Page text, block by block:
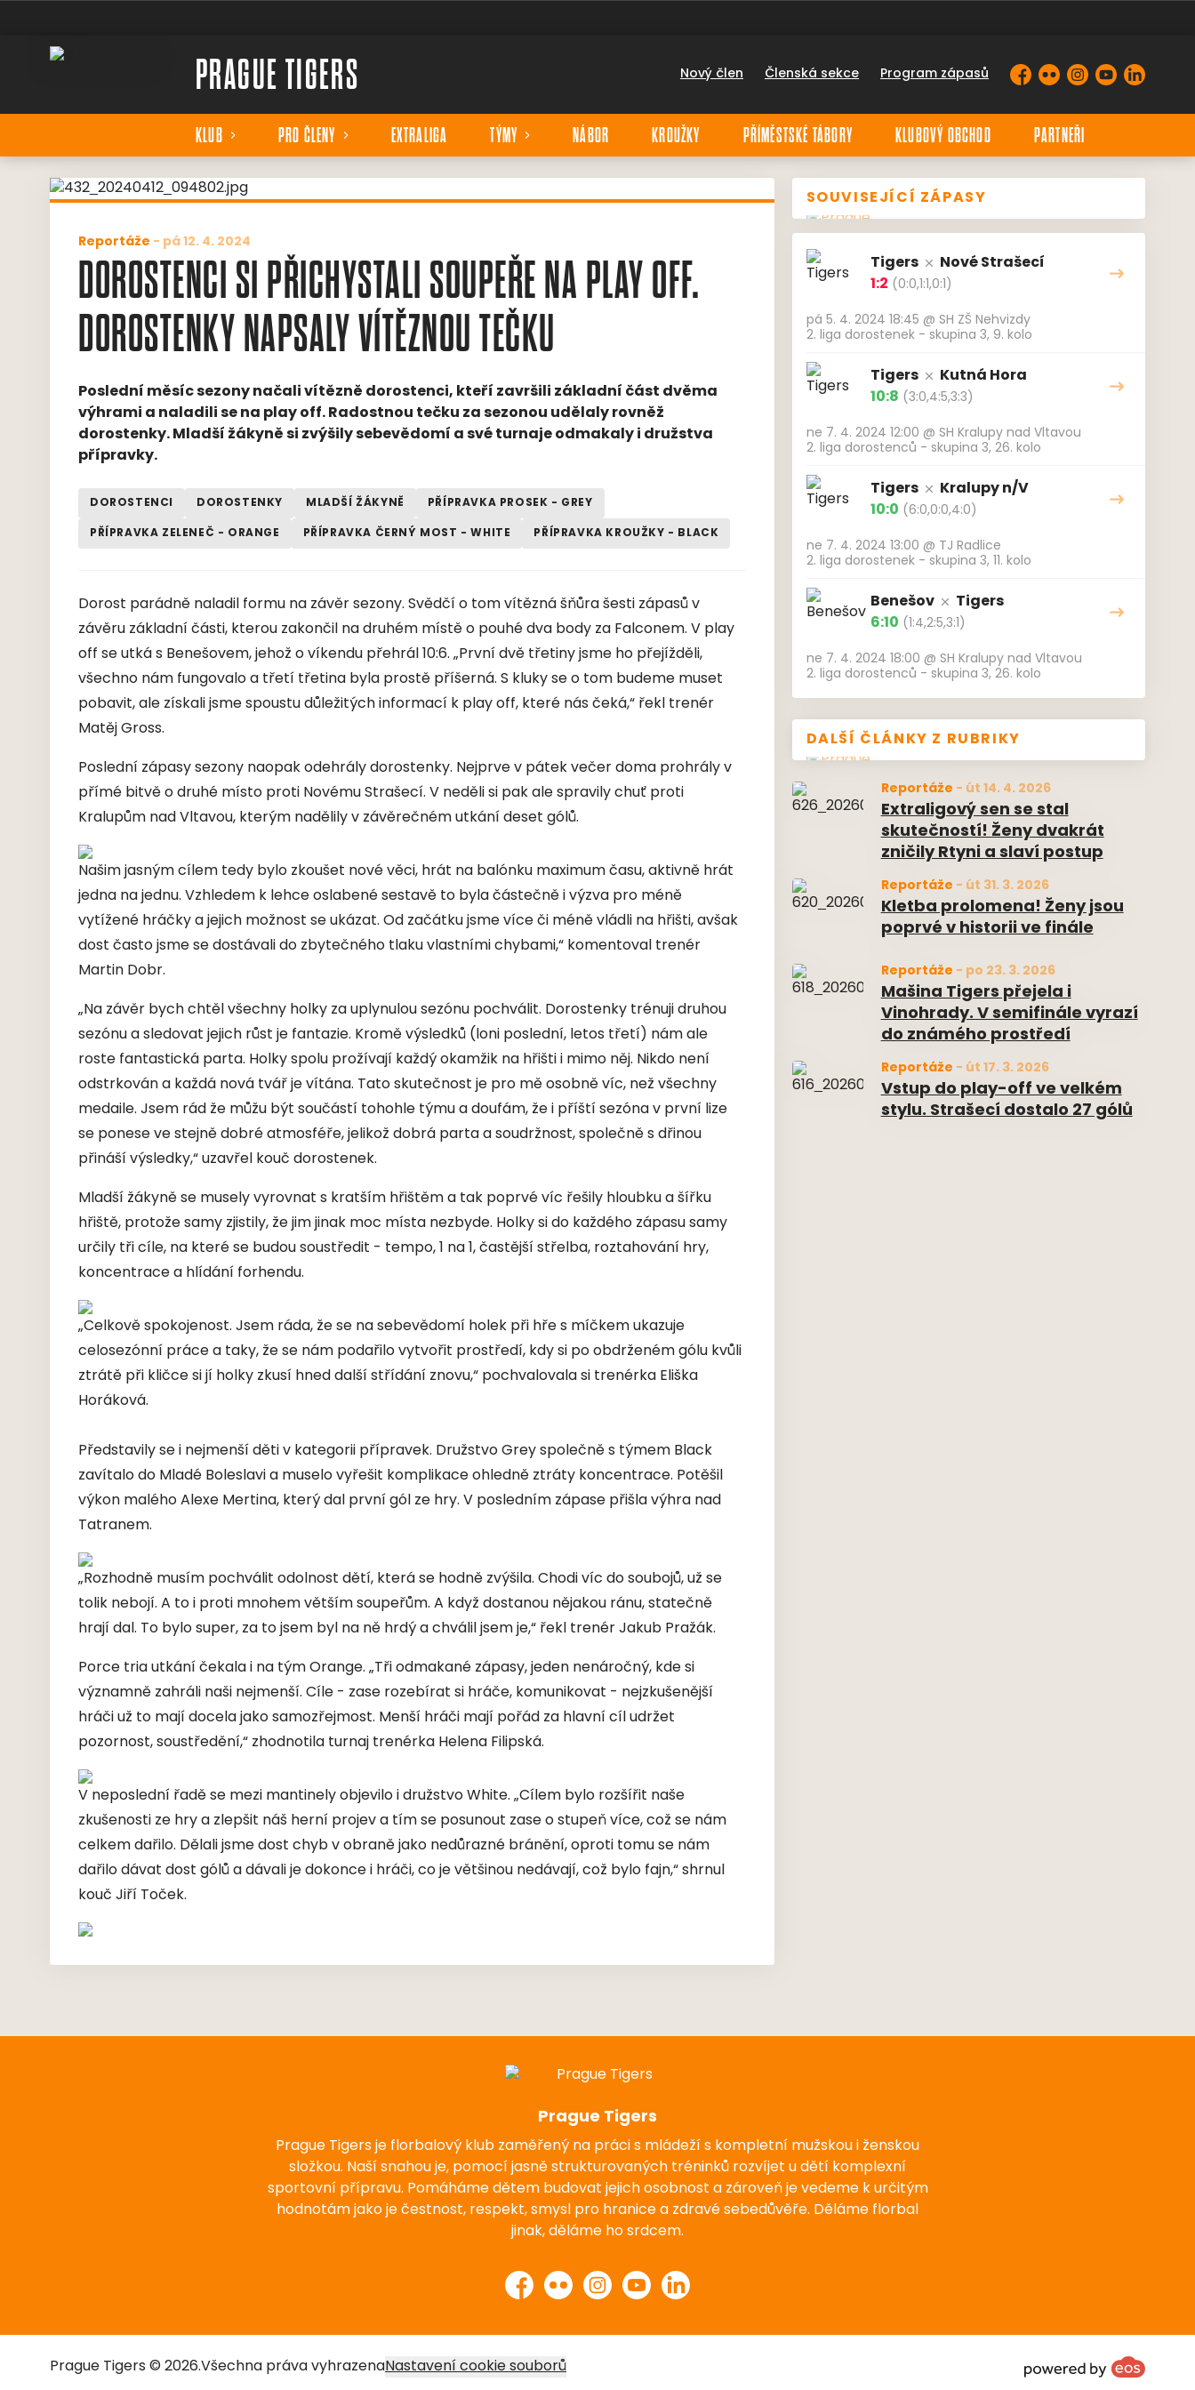
PRAGUE TIGERS Nový člen Členská sekce Program zápasů Facebook
FlickrInstagram
YouTubeLinkedIn
KLUB PRO ČLENY EXTRALIGA TÝMY NÁBOR KROUŽKY PŘÍMĚSTSKÉ TÁBORY KLUBOVÝ OBCHOD PARTNEŘI
SOUVISEJÍCÍ ZÁPASY
Tigers
Nové Strašecí
1:2 (0:0,1:1,0:1)
pá 5. 4. 2024 18:45 @ SH ZŠ Nehvizdy
2. liga dorostenek - skupina 3, 9. kolo
Tigers
Kutná Hora
10:8 (3:0,4:5,3:3)
ne 7. 4. 2024 12:00 @ SH Kralupy nad Vltavou
2. liga dorostenců - skupina 3, 26. kolo
Tigers
Kralupy n/V
10:0 (6:0,0:0,4:0)
ne 7. 4. 2024 13:00 @ TJ Radlice
2. liga dorostenek - skupina 3, 11. kolo
Benešov
Tigers
6:10 (1:4,2:5,3:1)
ne 7. 4. 2024 18:00 @ SH Kralupy nad Vltavou
2. liga dorostenců - skupina 3, 26. kolo
DALŠÍ ČLÁNKY Z RUBRIKY
Reportáže - út 14. 4. 2026
Extraligový sen se stal
skutečností! Ženy dvakrát
zničily Rtyni a slaví postup
Reportáže - út 31. 3. 2026
Kletba prolomena! Ženy jsou
poprvé v historii ve finále
Reportáže - po 23. 3. 2026
Mašina Tigers přejela i
Vinohrady. V semifinále vyrazí
do známého prostředí
Reportáže - út 17. 3. 2026
Vstup do play-off ve velkém
stylu. Strašecí dostalo 27 gólů
Reportáže - pá 12. 4. 2024
DOROSTENCI SI PŘICHYSTALI SOUPEŘE NA PLAY OFF.
DOROSTENKY NAPSALY VÍTĚZNOU TEČKU
Poslední měsíc sezony načali vítězně dorostenci, kteří završili základní část dvěma
výhrami a naladili se na play off. Radostnou tečku za sezonou udělaly rovněž
dorostenky. Mladší žákyně si zvýšily sebevědomí a své turnaje odmakaly i družstva
přípravky.
DOROSTENCI DOROSTENKY MLADŠÍ ŽÁKYNĚ
PŘÍPRAVKA PROSEK - GREY
PŘÍPRAVKA ZELENEČ - ORANGE
PŘÍPRAVKA ČERNÝ MOST - WHITE PŘÍPRAVKA KROUŽKY - BLACK
Dorost parádně naladil formu na závěr sezony. Svědčí o tom vítězná šňůra šesti zápasů v
závěru základní části, kterou zakončil na druhém místě o pouhé dva body za Falconem. V play
off se utká s Benešovem, jehož o víkendu přehrál 10:6. „První dvě třetiny jsme ho přejížděli,
všechno nám fungovalo a třetí třetina byla prostě příšerná. S kluky se o tom budeme muset
pobavit, ale získali jsme spoustu důležitých informací k play off, které nás čeká,“ řekl trenér
Matěj Gross.
Poslední zápasy sezony naopak odehrály dorostenky. Nejprve v pátek večer doma prohrály v
přímé bitvě o druhé místo proti Novému Strašecí. V neděli si pak ale spravily chuť proti
Kralupům nad Vltavou, kterým nadělily v závěrečném utkání deset gólů.
Našim jasným cílem tedy bylo zkoušet nové věci, hrát na balónku maximum času, aktivně hrát
jedna na jednu. Vzhledem k lehce oslabené sestavě to byla částečně i výzva pro méně
vytížené hráčky a jejich možnost se ukázat. Od začátku jsme více či méně vládli na hřišti, avšak
dost často jsme se dostávali do zbytečného tlaku vlastními chybami,“ komentoval trenér
Martin Dobr.
„Na závěr bych chtěl všechny holky za uplynulou sezónu pochválit. Dorostenky trénuji druhou
sezónu a sledovat jejich růst je fantazie. Kromě výsledků (loni poslední, letos třetí) nám ale
roste fantastická parta. Holky spolu prožívají každý okamžik na hřišti i mimo něj. Nikdo není
odstrkován a každá nová tvář je vítána. Tato skutečnost je pro mě osobně víc, než všechny
medaile. Jsem rád že můžu být součástí tohohle týmu a doufám, že i příští sezóna v první lize
se ponese ve stejně dobré atmosféře, jelikož dobrá parta a soudržnost, společně s dřinou
přináší výsledky,“ uzavřel kouč dorostenek.
Mladší žákyně se musely vyrovnat s kratším hřištěm a tak poprvé víc řešily hloubku a šířku
hřiště, protože samy zjistily, že jim jinak moc místa nezbyde. Holky si do každého zápasu samy
určily tři cíle, na které se budou soustředit - tempo, 1 na 1, častější střelba, roztahování hry,
koncentrace a hlídání forhendu.
„Celkově spokojenost. Jsem ráda, že se na sebevědomí holek při hře s míčkem ukazuje
celosezónní práce a taky, že se nám podařilo vytvořit prostředí, kdy si po obdrženém gólu kvůli
ztrátě při kličce si jí holky zkusí hned další střídání znovu,“ pochvalovala si trenérka Eliška
Horáková.
Představily se i nejmenší děti v kategorii přípravek. Družstvo Grey společně s týmem Black
zavítalo do Mladé Boleslavi a muselo vyřešit komplikace ohledně ztráty koncentrace. Potěšil
výkon malého Alexe Mertina, který dal první gól ze hry. V posledním zápase přišla výhra nad
Tatranem.
„Rozhodně musím pochválit odolnost dětí, která se hodně zvýšila. Chodi víc do soubojů, už se
tolik nebojí. A to i proti mnohem větším soupeřům. A když dostanou nějakou ránu, statečně
hrají dal. To bylo super, za to jsem byl na ně hrdý a chválil jsem je,“ řekl trenér Jakub Pražák.
Porce tria utkání čekala i na tým Orange. „Tři odmakané zápasy, jeden nenáročný, kde si
významně zahráli naši nejmenší. Cíle - zase rozebírat si hráče, komunikovat - nejzkušenější
hráči už to mají docela jako samozřejmost. Menší hráči mají pořád za hlavní cíl udržet
pozornost, soustředění,“ zhodnotila turnaj trenérka Helena Filipská.
V neposlední řadě se mezi mantinely objevilo i družstvo White. „Cílem bylo rozšířit naše
zkušenosti ze hry a zlepšit náš herní projev a tím se posunout zase o stupeň více, což se nám
celkem dařilo. Dělali jsme dost chyb v obraně jako nedůrazné bránění, oproti tomu se nám
dařilo dávat dost gólů a dávali je dokonce i hráči, co je většinou nedávají, což bylo fajn,“ shrnul
kouč Jiří Toček.
Prague Tigers
Prague Tigers je florbalový klub zaměřený na práci s mládeží s kompletní mužskou i ženskou
složkou. Naší snahou je, pomocí jasně strukturovaných tréninků rozvíjet u dětí komplexní
sportovní přípravu. Pomáháme dětem budovat jejich osobnost a zároveň je vedeme k určitým
hodnotám jako je čestnost, respekt, smysl pro hranice a zdravé sebedůvěře. Děláme florbal
jinak, děláme ho srdcem.
Facebook
Flickr InstagramYouTubeLinkedIn
Prague Tigers © 2026.Všechna práva vyhrazenaNastavení cookie souborů